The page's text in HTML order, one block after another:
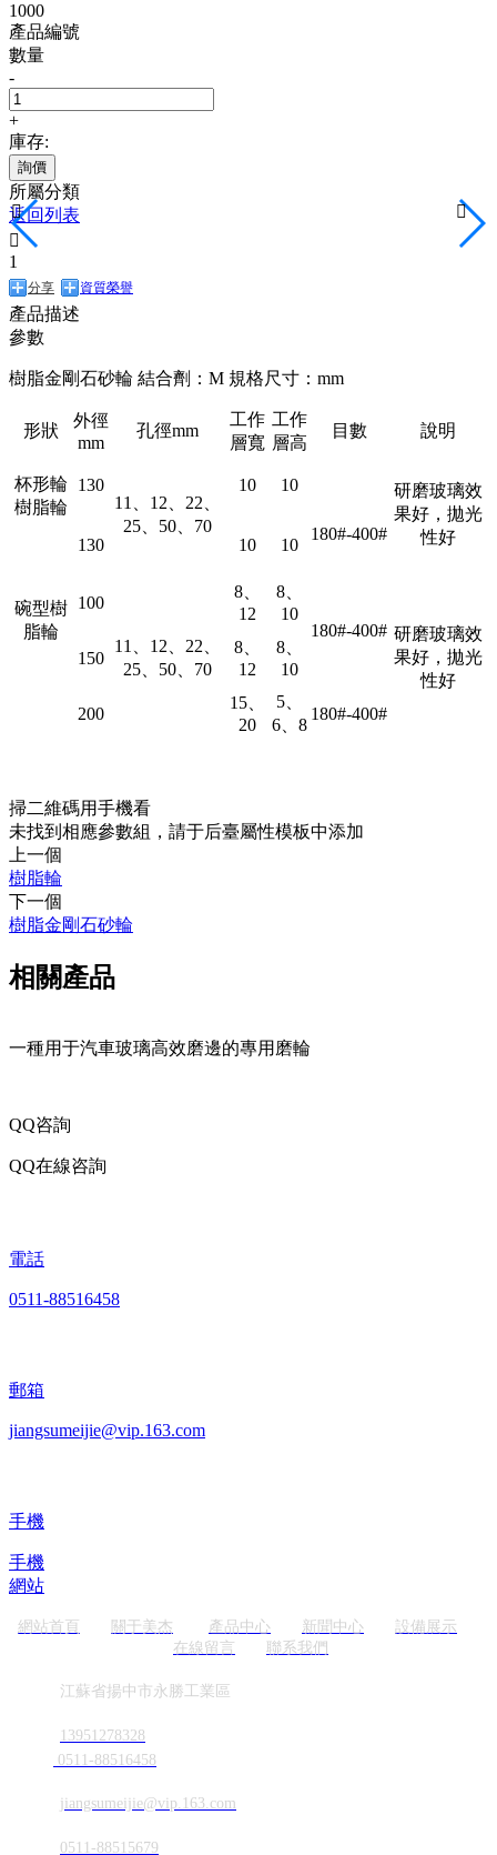
1000
產品編號
數量
-
+
庫存:
詢價
所屬分類
返回列表

1
分享 資質榮譽
產品描述
參數
樹脂金剛石砂輪 結合劑：M 規格尺寸：mm
形狀
外徑
mm
孔徑mm
工作
層寬
工作
層高
目數 說明
杯形輪
樹脂輪
130
11、12、22、
25、50、70
10 10
180#-400#
研磨玻璃效
果好，拋光
性好
130 10 10
碗型樹
脂輪
100
11、12、22、
25、50、70
8、
12
8、
10
180#-400# 研磨玻璃效
果好，拋光
性好
150
8、
12
8、
10
200
15、
20
5、
6、8
180#-400#
掃二維碼用手機看
未找到相應參數組，請于后臺屬性模板中添加
上一個
樹脂輪
下一個
樹脂金剛石砂輪
相關產品
一種用于汽車玻璃高效磨邊的專用磨輪
 
QQ咨詢
QQ在線咨詢
電話
0511-88516458
郵箱
jiangsumeijie@vip.163.com
手機
手機
網站
網站首頁 關于美杰 產品中心 新聞中心
設備展示
在線留言
聯系我們
江蘇省揚中市永勝工業區
13951278328
0511-88516458
jiangsumeijie@vip.163.com
0511-88515679